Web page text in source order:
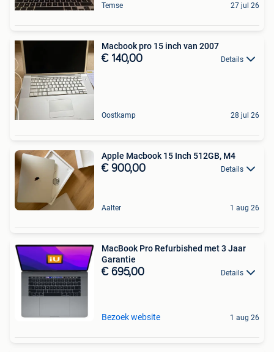
Temse 27 jul 26
Macbook pro 15 inch van 2007
€ 140,00 Details
Oostkamp 28 jul 26
Apple Macbook 15 Inch 512GB, M4
€ 900,00 Details
Aalter 1 aug 26
MacBook Pro Refurbished met 3 Jaar
Garantie
€ 695,00 Details
Bezoek website 1 aug 26